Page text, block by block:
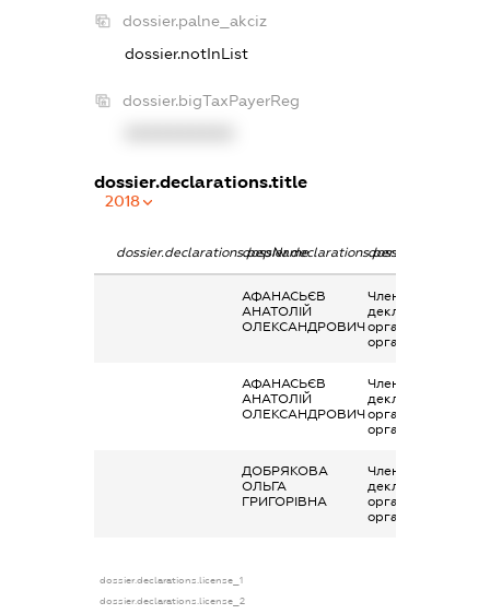
dossier.palne_akciz
dossier.notInList
dossier.bigTaxPayerReg
dossier.declarations.title
2018
dossier.declarations.pepNamedossier.declarations.personName
АФАНАСЬЄВ
АНАТОЛІЙ
ОЛЕКСАНДРОВИЧ
Членство суб’єкта
декларування в
організаціях та їх
органах
АФАНАСЬЄВ
АНАТОЛІЙ
ОЛЕКСАНДРОВИЧ
Членство суб’єкта
декларування в
організаціях та їх
органах
ДОБРЯКОВА
ОЛЬГА
ГРИГОРІВНА
Членство суб’єкта
декларування в
організаціях та їх
органах
dossier.declarations.license_1
dossier.declarations.license_2